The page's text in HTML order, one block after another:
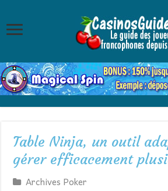
Table Ninja, un outil
gérer efficacement
Archives Poker